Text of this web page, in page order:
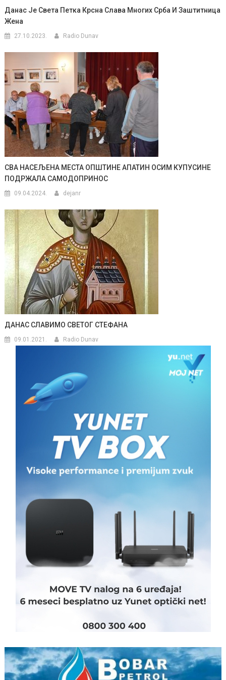
Данас Је Света Петка Крсна Слава Многих Срба И Заштитница
Жена
27.10.2023. Radio Dunav
СВА НАСЕЉЕНА МЕСТА ОПШТИНЕ АПАТИН ОСИМ КУПУСИНЕ
ПОДРЖАЛА САМОДОПРИНОС
09.04.2024. dejanr
ДАНАС СЛАВИМО СВЕТОГ СТЕФАНА
09.01.2021. Radio Dunav